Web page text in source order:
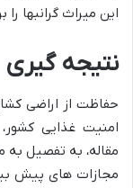
این میراث گرانبها
نتیجه گیری
حفاظت از اراضی
امنیت غذایی
مقاله، به تفصیل به
مجازات های پیش